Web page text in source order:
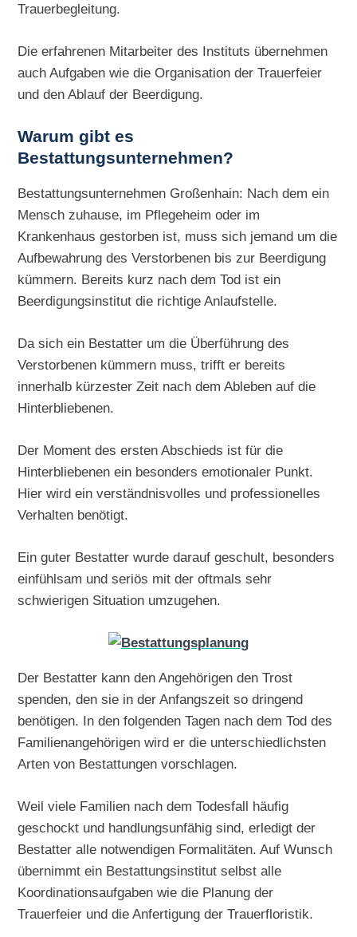
Trauerbegleitung.
Die erfahrenen Mitarbeiter des Instituts übernehmen
auch Aufgaben wie die Organisation der Trauerfeier
und den Ablauf der Beerdigung.
Warum gibt es
Bestattungsunternehmen?
Bestattungsunternehmen Großenhain: Nach dem ein
Mensch zuhause, im Pflegeheim oder im
Krankenhaus gestorben ist, muss sich jemand um die
Aufbewahrung des Verstorbenen bis zur Beerdigung
kümmern. Bereits kurz nach dem Tod ist ein
Beerdigungsinstitut die richtige Anlaufstelle.
Da sich ein Bestatter um die Überführung des
Verstorbenen kümmern muss, trifft er bereits
innerhalb kürzester Zeit nach dem Ableben auf die
Hinterbliebenen.
Der Moment des ersten Abschieds ist für die
Hinterbliebenen ein besonders emotionaler Punkt.
Hier wird ein verständnisvolles und professionelles
Verhalten benötigt.
Ein guter Bestatter wurde darauf geschult, besonders
einfühlsam und seriös mit der oftmals sehr
schwierigen Situation umzugehen.
Der Bestatter kann den Angehörigen den Trost
spenden, den sie in der Anfangszeit so dringend
benötigen. In den folgenden Tagen nach dem Tod des
Familienangehörigen wird er die unterschiedlichsten
Arten von Bestattungen vorschlagen.
Weil viele Familien nach dem Todesfall häufig
geschockt und handlungsunfähig sind, erledigt der
Bestatter alle notwendigen Formalitäten. Auf Wunsch
übernimmt ein Bestattungsinstitut selbst alle
Koordinationsaufgaben wie die Planung der
Trauerfeier und die Anfertigung der Trauerfloristik.